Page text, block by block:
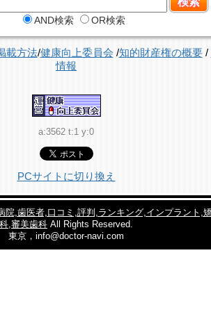
AND検索 OR検索
載方法/健康向上委員会 /知的財産権の概要/
情報
a:3562 t:1 y:0
PCサイトに切り換え
院,歯医者,口コミ,評判,ランキング,インプラント,
科,審美歯科 All Rights Reserved.
東京，info@doctor-navi.com